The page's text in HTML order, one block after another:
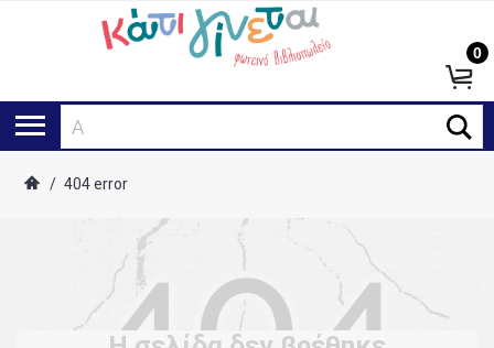
Ανα
0
/ 404 error